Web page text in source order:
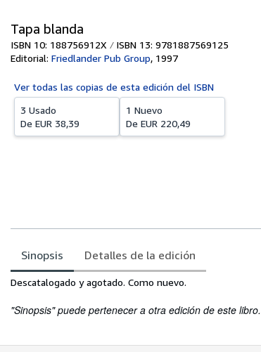
Tapa blanda
ISBN 10: 188756912X ISBN 13: 9781887569125
Editorial: Friedlander Pub Group, 1997
Ver todas las copias de esta edición del ISBN
3 Usado
De EUR 38,39
1 Nuevo
De EUR 220,49
Sinopsis Detalles de la edición
Sinopsis
Descatalogado y agotado. Como nuevo.
"Sinopsis" puede pertenecer a otra edición de este libro.